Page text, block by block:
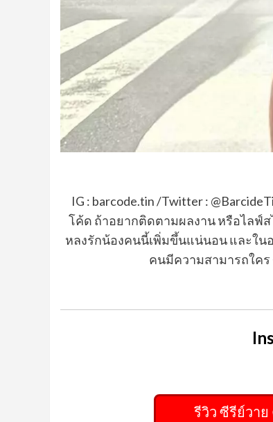
IG : barcode.tin /Twitter :
โค้ด ถ้าอยากติดตามผลงาน หรือไลฟ์
หลงรักน้องคนนี้เพิ่มขึ้นแน่นอน และใน
คนมีความสามารถใคร
รีวิว ซีรีย์วา